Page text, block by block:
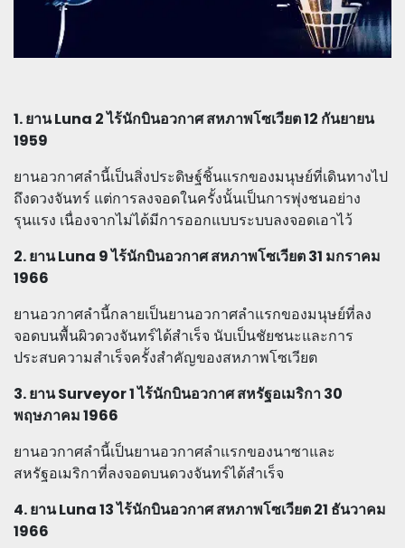
1. ยาน Luna 2 ไร้นักบินอวกาศ สหภาพโซเวียต 12 กันยายน
1959
ยานอวกาศลำนี้เป็นสิ่งประดิษฐ์ชิ้นแรกของมนุษย์ที่เดินทางไป
ถึงดวงจันทร์ แต่การลงจอดในครั้งนั้นเป็นการพุ่งชนอย่าง
รุนแรง เนื่องจากไม่ได้มีการออกแบบระบบลงจอดเอาไว้
2. ยาน Luna 9 ไร้นักบินอวกาศ สหภาพโซเวียต 31 มกราคม
1966
ยานอวกาศลำนี้กลายเป็นยานอวกาศลำแรกของมนุษย์ที่ลง
จอดบนพื้นผิวดวงจันทร์ได้สำเร็จ นับเป็นชัยชนะและการ
ประสบความสำเร็จครั้งสำคัญของสหภาพโซเวียต
3. ยาน Surveyor 1 ไร้นักบินอวกาศ สหรัฐอเมริกา 30
พฤษภาคม 1966
ยานอวกาศลำนี้เป็นยานอวกาศลำแรกของนาซาและ
สหรัฐอเมริกาที่ลงจอดบนดวงจันทร์ได้สำเร็จ
4. ยาน Luna 13 ไร้นักบินอวกาศ สหภาพโซเวียต 21 ธันวาคม
1966